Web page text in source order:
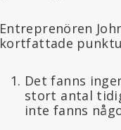
Entreprenören
kortfattade
Det fanns
stort antal
inte fanns